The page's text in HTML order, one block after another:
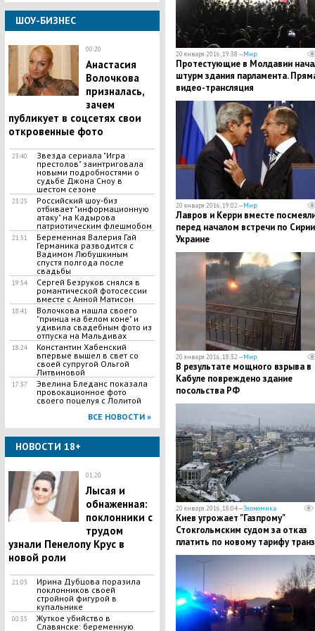
ШОУ-БИЗНЕС
00:20
Анастасия
Волочкова
призналась,
зачем
публикует в соцсетях свои
откровенные фото
23:40
Звезда сериала "Игра
престолов" заинтриговала
новыми подробностями о
судьбе Джона Сноу в
шестом сезоне
23:25
Российский шоу-биз
отбивает "информационную
атаку" на Кадырова
патриотическим флешмобом
21:51
Беременная Валерия Гай
Германика разводится с
Вадимом Любушкиным
спустя полгода после
свадьбы
19:54
Сергей Безруков снялся в
романтической фотосессии
вместе с Анной Матисон
18:41
Волочкова нашла своего
"принца на белом коне" и
удивила свадебным фото из
отпуска на Мальдивах
18:24
Константин Хабенский
впервые вышел в свет со
своей супругой Ольгой
Литвиновой
17:37
Эвелина Бледанс показала
провокационное фото
своего поцелуя с Лолитой
ВСЕ НОВОСТИ »
НОВОСТИ 18+
01:20
Лысая и
обнаженная:
поклонники с
трудом
узнали Пенелопу Крус в
новой роли
21:03
Ирина Дубцова поразила
поклонников своей
стройной фигурой в
купальнике
00:35
Жуткое убийство в
Славянске: беременную
20 января 2016, 19:38 —Мир
Протестующие в Молдавии
штурм здания парламента.
видео-трансляция
20 января 2016, 19:02 —Мир
Лавров и Керри вместе
перед началом встречи по
Украине
20 января 2016, 18:32 —Мир
В результате мощного взрыва в
Кабуле повреждено здание
посольства РФ
20 января 2016, 18:04 —Экономика
Киев угрожает "Газпрому"
Стокгольмским судом за отказ
платить по новому тарифу
газа